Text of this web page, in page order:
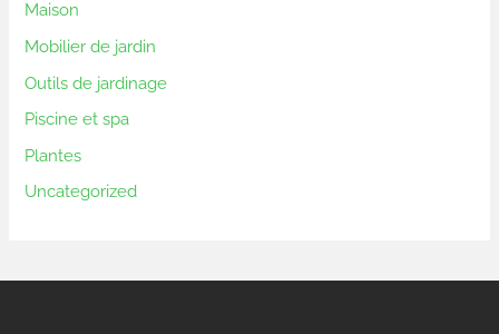
Maison
Mobilier de jardin
Outils de jardinage
Piscine et spa
Plantes
Uncategorized